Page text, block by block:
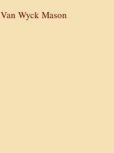
Van Wyck Mason